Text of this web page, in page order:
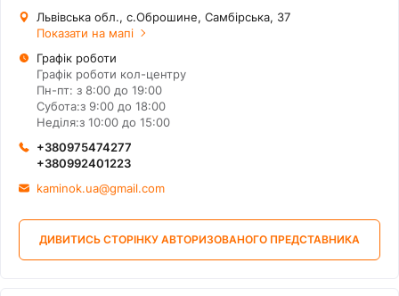
Львівська обл., с.Оброшине, Самбірська, 37
Показати на мапі
Графік роботи
Графік роботи кол-центру
Пн-пт: з 8:00 до 19:00
Субота:з 9:00 до 18:00
Неділя:з 10:00 до 15:00
+380975474277
+380992401223
kaminok.ua@gmail.com
ДИВИТИСЬ СТОРІНКУ АВТОРИЗОВАНОГО ПРЕДСТАВНИКА